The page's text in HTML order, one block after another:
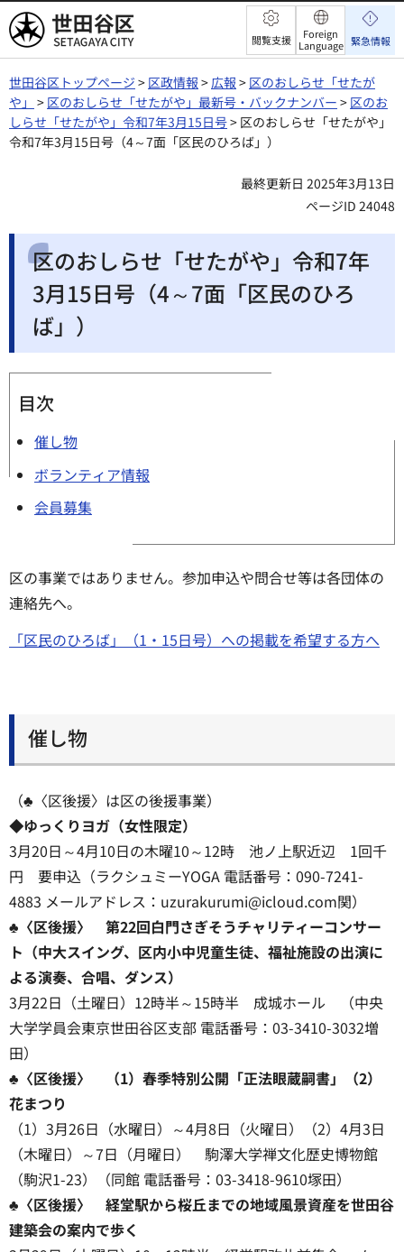
世田谷区 閲覧支援
Foreign
Language 緊急情報
世田谷区トップページ > 区政情報 >広報 > 区のおしらせ「せたが
や」 > 区のおしらせ「せたがや」最新号・バックナンバー > 区のお
しらせ「せたがや」令和7年3月15日号> 区のおしらせ「せたがや」
令和7年3月15日号（4～7面「区民のひろば」）
最終更新日 2025年3月13日
ページID 24048
区のおしらせ「せたがや」令和7年
3月15日号（4～7面「区民のひろ
ば」）
目次
催し物
ボランティア情報
会員募集
区の事業ではありません。参加申込や問合せ等は各団体の
連絡先へ。
「区民のひろば」（1・15日号）への掲載を希望する方へ
催し物
（♣〈区後援〉は区の後援事業）
◆ゆっくりヨガ（女性限定）
3月20日～4月10日の木曜10～12時 池ノ上駅近辺 1回千
円 要申込（ラクシュミーYOGA 電話番号：090-7241-
4883 メールアドレス：uzurakurumi@icloud.com関）
♣〈区後援〉 第22回白門さぎそうチャリティーコンサー
ト（中大スイング、区内小中児童生徒、福祉施設の出演に
よる演奏、合唱、ダンス）
3月22日（土曜日）12時半～15時半 成城ホール （中央
大学学員会東京世田谷区支部 電話番号：03-3410-3032増
田）
♣〈区後援〉 （1）春季特別公開「正法眼蔵嗣書」（2）
花まつり
（1）3月26日（水曜日）～4月8日（火曜日）（2）4月3日
（木曜日）～7日（月曜日） 駒澤大学禅文化歴史博物館
（駒沢1-23）（同館 電話番号：03-3418-9610塚田）
♣〈区後援〉 経堂駅から桜丘までの地域風景資産を世田谷
建築会の案内で歩く